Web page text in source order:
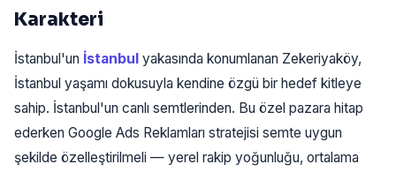
Karakteri
İstanbul'un İstanbul yakasında konumlanan Zekeriyaköy,
İstanbul yaşamı dokusuyla kendine özgü bir hedef kitleye
sahip. İstanbul'un canlı semtlerinden. Bu özel pazara hitap
ederken Google Ads Reklamları stratejisi semte uygun
şekilde özelleştirilmeli — yerel rakip yoğunluğu, ortalama